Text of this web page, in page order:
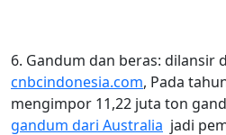
6. Gandum dan beras: dilansir
cnbcindonesia.com, Pada
mengimpor 11,22 juta ton
gandum dari Australia jadi